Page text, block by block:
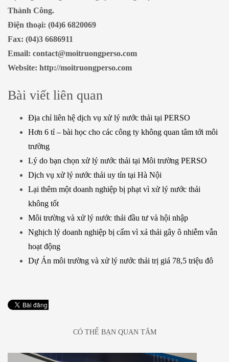
Thành Công.
Điện thoại: (04)6 6820069
Fax: (04)3 6686911
Email: contact@moitruongperso.com
Website: http://moitruongperso.com
Bài viết liên quan
Địa chỉ liên hệ dịch vụ xử lý nước thải tại PERSO
Hơn 6 tỉ – bài học cho các công ty không quan tâm tới môi
trường
Lý do bạn chọn xử lý nước thải tại Môi trường PERSO
Dịch vụ xử lý nước thải uy tín tại Hà Nội
Lại thêm một doanh nghiệp bị phạt vì xử lý nước thải
không tốt
Môi trường và xử lý nước thải đầu tư và hội nhập
Nghịch lý doanh nghiệp bị cấm vì xả thải gây ô nhiễm vẫn
hoạt động
Dự Án môi trường và xử lý nước thải trị giá 78,5 triệu đô
CÓ THỂ BẠN QUAN TÂM